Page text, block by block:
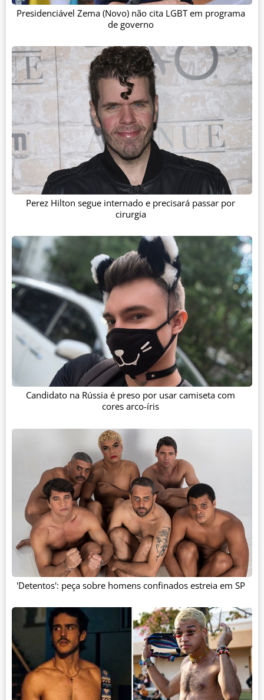
Presidenciável Zema (Novo) não cita LGBT em programa
de governo
Perez Hilton segue internado e precisará passar por
cirurgia
Candidato na Rússia é preso por usar camiseta com
cores arco-íris
'Detentos': peça sobre homens confinados estreia em SP